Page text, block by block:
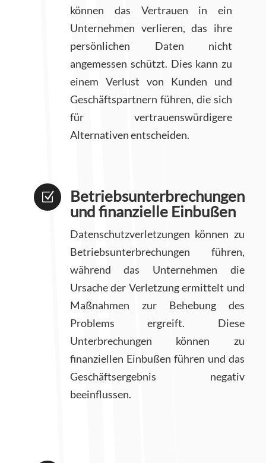
können das Vertrauen in ein
Unternehmen verlieren, das ihre
persönlichen Daten nicht
angemessen schützt. Dies kann zu
einem Verlust von Kunden und
Geschäftspartnern führen, die sich
für vertrauenswürdigere
Alternativen entscheiden.
Z
Betriebsunterbrechungen
und finanzielle Einbußen
Datenschutzverletzungen können zu
Betriebsunterbrechungen führen,
während das Unternehmen die
Ursache der Verletzung ermittelt und
Maßnahmen zur Behebung des
Problems ergreift. Diese
Unterbrechungen können zu
finanziellen Einbußen führen und das
Geschäftsergebnis negativ
beeinflussen.